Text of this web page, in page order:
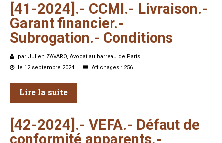
[41-2024].- CCMI.- Livraison.-
Garant financier.-
Subrogation.- Conditions
par Julien ZAVARO, Avocat au barreau de Paris
le 12 septembre 2024
Affichages : 256
Lire la suite
[42-2024].- VEFA.- Défaut de
conformité apparents.-